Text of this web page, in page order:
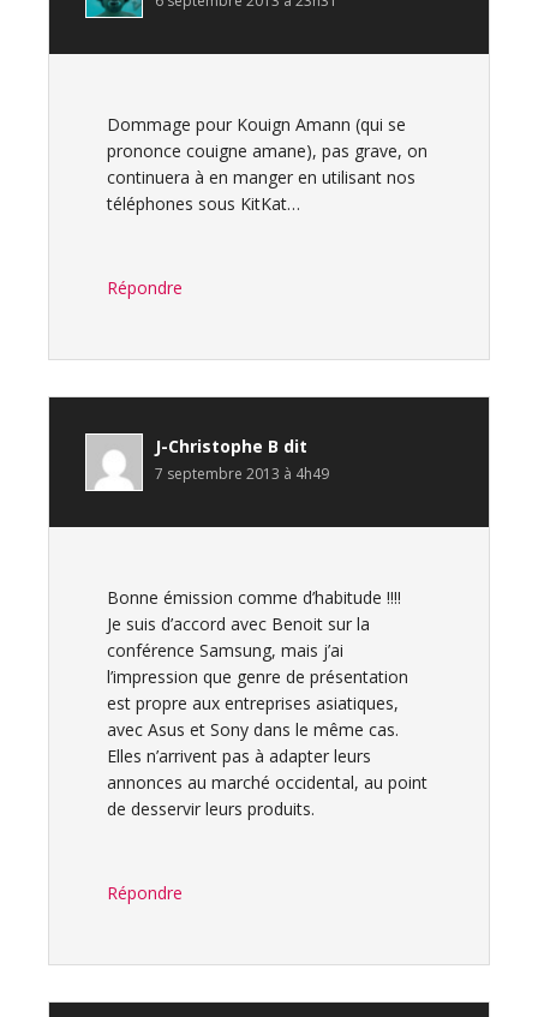
Dommage pour Kouign Amann (qui se
prononce couigne amane), pas grave, on
continuera à en manger en utilisant nos
téléphones sous KitKat…
Répondre
J-Christophe B dit
7 septembre 2013 à 4h49
Bonne émission comme d’habitude !!!!
Je suis d’accord avec Benoit sur la
conférence Samsung, mais j’ai
l’impression que genre de présentation
est propre aux entreprises asiatiques,
avec Asus et Sony dans le même cas.
Elles n’arrivent pas à adapter leurs
annonces au marché occidental, au point
de desservir leurs produits.
Répondre